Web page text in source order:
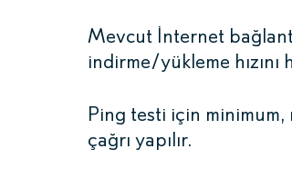
Mevcut İnternet
indirme/yükleme
Ping testi için
çağrı yapılır.